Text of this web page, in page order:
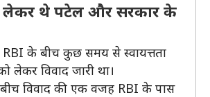
लेकर थे पटेल और सरकार के
के बीच कुछ समय से स्वायत्तता
लेकर विवाद जारी था।
बीच विवाद की एक वजह RBI के पास